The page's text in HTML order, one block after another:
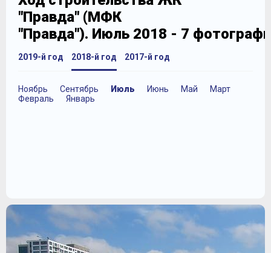
"Правда" (МФК
"Правда"). Июль 2018 - 7
2019-й год 2018-й год
Ноябрь Сентябрь Июль Июнь Май
Март
Февраль
Январь
2017-й год